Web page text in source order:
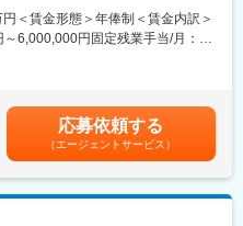
て一人で行うわけではありません
援およびその他技術支援の提供
の折衝/情報収集と顧客への提供
＜賃金形態＞年俸制＜賃金内訳＞
6,000,000円固定残業手当/月：
も目安の金額であり、選考を通じ
※基本年俸を12分割して月次基本
くまでも目安の金額であり、選考
ます。月給(月額)は固定手当を含め
応募依頼する
（エージェントサービス）